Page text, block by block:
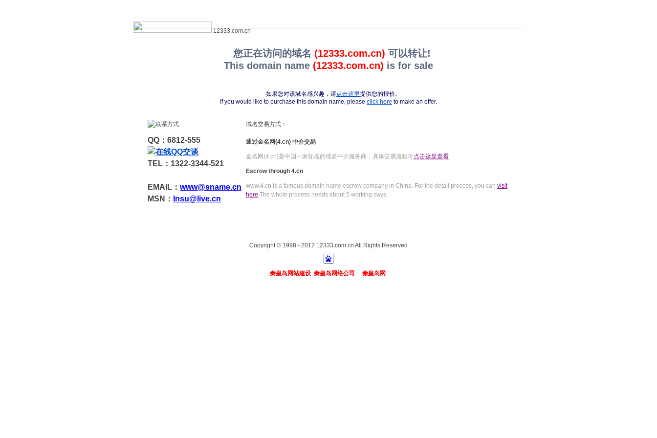
12333.com.cn
您正在访问的域名 (12333.com.cn) 可以转让!
This domain name (12333.com.cn) is for sale
如果您对该域名感兴趣，请点击这里提供您的报价。
If you would like to purchase this domain name, please click here to make an offer.
QQ：6812-555
TEL：1322-3344-521
EMAIL： www@sname.cn
MSN：
Insu@live.cn
域名交易方式：
通过金名网(4.cn) 中介交易
金名网(4.cn)是中国一家知名的域名中介服务商，具体交易流程可点击这里查看.
Escrow through 4.cn
www.4.cn is a famous domain name escrow company in China. For the detail process, you can visit
here.The whole process needs about 5 working days.
Copyright © 1998 - 2012 12333.com.cn All Rights Reserved
秦皇岛网站建设 秦皇岛网络公司 秦皇岛网